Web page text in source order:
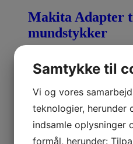
Makita Adapter
mundstykker
Makita Dobbelt
14.4V / 18V
Samtykke til
Vi og vores
teknologier, herunder
indsamle oplysninger
formål, herunder: